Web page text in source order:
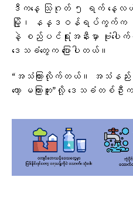
ဒီကနေ့ သြဂုတ် ၅ ရက် နေ့
မြို့၊ နန္ဒဝန်ရပ်ကွက်က အထွ
နဲ့ စည်ပင်ရုံးအနီးမှာ ဗုံးပေါက်ကွဲ
ဒေသခံတွေက ပြောပါတယ်။
“အသံကြားလိုက်တယ်။ အသံနည်
တော့ မကြားဘူး”လို့ ဒေသခံတစ်ဦး